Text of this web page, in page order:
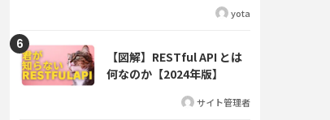
yota
【図解】RESTful API とは
何なのか【2024年版】
サイト管理者